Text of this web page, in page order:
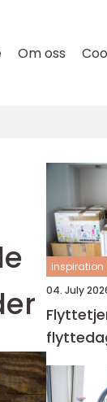
Om oss
inspiration
04. July